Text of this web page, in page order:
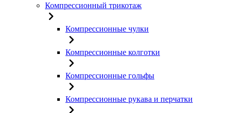
Компрессионный трикотаж
Компрессионные чулки
Компрессионные колготки
Компрессионные гольфы
Компрессионные рукава и перчатки